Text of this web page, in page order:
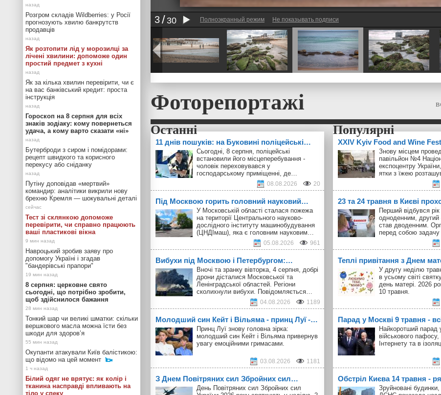
3 30 Полноэкранный режим Не показывать подписи
Фоторепортажі
11 днів пошуків: на Буковині поліцейські…
Сьогодні, 8 серпня, поліцейські
встановили його місцеперебування -
чоловік переховувався у
господарському приміщенні, де…
08.08.2026 20
Під Москвою горить головний науковий…
У Московській області сталася пожежа
на території Центрального науково-
дослідного інституту машинобудування
(ЦНДІмаш), яка є головним науковим…
05.08.2026 961
Вибухи під Москвою і Петербургом:…
Вночі та зранку вівторка, 4 серпня, добрі
дрони дісталися Московської та
Ленінградської областей. Регіони
сколихнули вибухи. Повідомляється…
04.08.2026 1189
Молодший син Кейт і Вільяма - принц Луї -…
Принц Луї знову головна зірка:
молодший син Кейт і Вільяма привернув
увагу емоційними гримасами.
03.08.2026 1181
З Днем Повітряних сил Збройних сил…
День Повітряних сил Збройних сил
ХXІV Kyiv Food and Wine
Знову місцем
павільйон №4
експоцентру
ятки з їжею
23 та 24 травня в Києві
Перший відбувся
одноденним,
став дводенним.
перед собою
Теплі привітання з Днем
У другу неділю
в усьому світі
день матері. 2026
10 травня.
Парад у Москві 9 травня -
Найкоротший парад
військового
Інтернету та в
Обстріл Києва 14 травня -
Зруйновані
Розгром складів Wildberries: у Росії
прогнозують хвилю банкрутств
продавців
Як розтопити лід у морозилці за
лічені хвилини: допоможе один
простий предмет з кухні
Як за кілька хвилин перевірити, чи є
на вас банківський кредит: проста
інструкція
Гороскоп на 8 серпня для всіх
знаків зодіаку: кому повернеться
удача, а кому варто сказати «ні»
Бутерброди з сиром і помідорами:
рецепт швидкого та корисного
перекусу або сніданку
Путіну доповідав «мертвий»
командир: аналітики викрили нову
брехню Кремля — шокувальні деталі
Тест зі склянкою допоможе
перевірити, чи справно працюють
ваші пластикові вікна
Навроцький зробив заяву про
допомогу Україні і згадав
"бандерівські прапори"
8 серпня: церковне свято
сьогодні, що потрібно зробити,
щоб здійснилося бажання
Тонкий шар чи великі шматки: скільки
вершкового масла можна їсти без
шкоди для здоров’я
Окупанти атакували Київ балістикою:
що відомо на цей момент
Білий одяг не врятує: як колір і
тканина насправді впливають на
тіло у спеку